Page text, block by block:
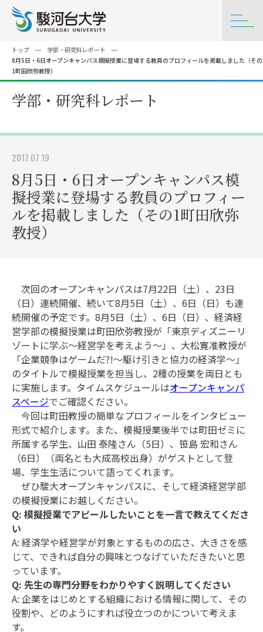
トップ
学部・研究科レポート
8月5日・6日オープンキャンパス模擬授業に登場する教員のプロフィールを掲載しました（その
1町田欣弥教授）
学部・研究科レポート
2017.07.19
8月5日・6日オープンキャンパス模
擬授業に登場する教員のプロフィー
ルを掲載しました（その1町田欣弥
教授）
次回のオープンキャンパスは7月22日（土）、23日
（日）連続開催、続いて8月5日（土）、6日（日）も連
続開催の予定です。8月5日（土）、6日（日）、経済経
営学部の模擬授業は町田欣弥教授が「東京ディズニーリ
ゾートに学ぶ～経営学を考えよう～」、大松寛准教授が
「企業競争はゲームだ?!～駆け引きと協力の経済学～」
のタイトルで模擬授業を担当し、2種の授業を両日とも
に実施します。タイムスケジュールはオープンキャンパ
スページでご確認ください。
今回は町田教授の簡単なプロフィールをインタビュー
形式で紹介します。また、模擬授業後半では町田ゼミに
所属する学生、山田 泰隆さん（5日）、笹島 宏和さん
（6日）（両名とも大成高校出身）がゲストとして登
場、学生生活について語ってくれます。‬‬
ぜひ駿大オープンキャンパスに、そして経済経営学部
の模擬授業にお越しください。
Q: 模擬授業でアピールしたいことを一言で教えてくださ
い
A: 経済学や経営学が対象とするものの広さ、大きさを感
じて、できれば自分の興味とつなげていただきたいと思
っています。
Q: 先生の専門分野をわかりやすく説明してください
A: 企業をはじめとする組織における情報に関して、その
役割や、どのようにすれば役立つのかについて考えま
す。